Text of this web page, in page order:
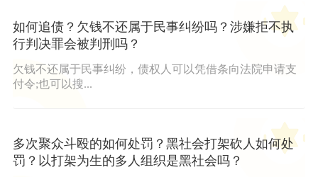
如何追债？欠钱不还属于民事纠纷吗？涉嫌拒不执
行判决罪会被判刑吗？
欠钱不还属于民事纠纷，债权人可以凭借条向法院申请支
付令;也可以搜...
多次聚众斗殴的如何处罚？黑社会打架砍人如何处
罚？以打架为生的多人组织是黑社会吗？